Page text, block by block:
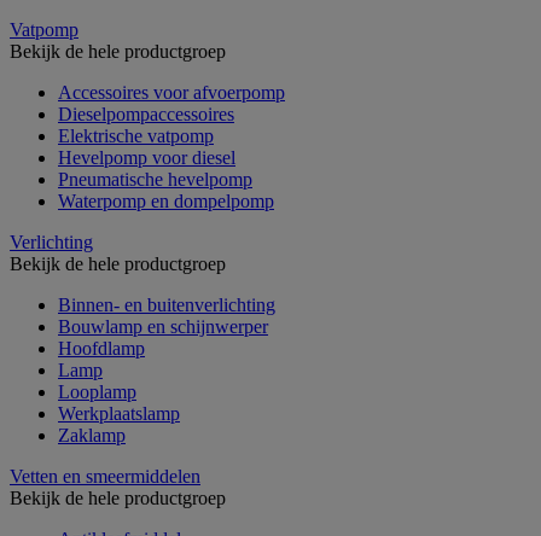
Vatpomp
Bekijk de hele productgroep
Accessoires voor afvoerpomp
Dieselpompaccessoires
Elektrische vatpomp
Hevelpomp voor diesel
Pneumatische hevelpomp
Waterpomp en dompelpomp
Verlichting
Bekijk de hele productgroep
Binnen- en buitenverlichting
Bouwlamp en schijnwerper
Hoofdlamp
Lamp
Looplamp
Werkplaatslamp
Zaklamp
Vetten en smeermiddelen
Bekijk de hele productgroep